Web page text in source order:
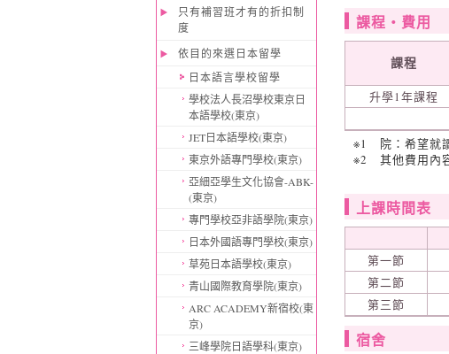
課程‧費用
課程
升學1年課程
※1 院：希望就
※2 其他費用內
上課時間表
第一節
第二節
第三節
宿舍
只有補習班才有的折扣制
度
依目的來選日本留學
日本語言學校留學
學校法人長沼學校東京日
本語學校(東京)
JET日本語學校(東京)
東京外語專門學校(東京)
亞細亞學生文化協會-ABK-
(東京)
專門學校亞非語學院(東京)
日本外國語專門學校(東京)
草苑日本語學校(東京)
青山國際教育學院(東京)
ARC ACADEMY新宿校(東
京)
三峰學院日語學科(東京)